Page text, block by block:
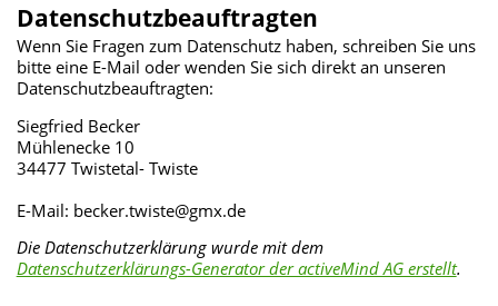
Datenschutzbeauftragten
Wenn Sie Fragen zum Datenschutz haben, schreiben Sie uns
bitte eine E-Mail oder wenden Sie sich direkt an unseren
Datenschutzbeauftragten:
Siegfried Becker
Mühlenecke 10
34477 Twistetal- Twiste
E-Mail: becker.twiste@gmx.de
Die Datenschutzerklärung wurde mit dem
Datenschutzerklärungs-Generator der activeMind AG erstellt.